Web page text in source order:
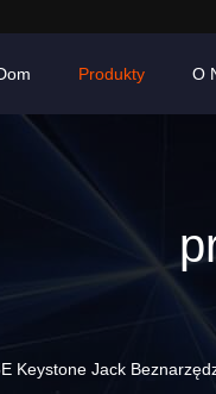
Produkty O
Keystone Jack